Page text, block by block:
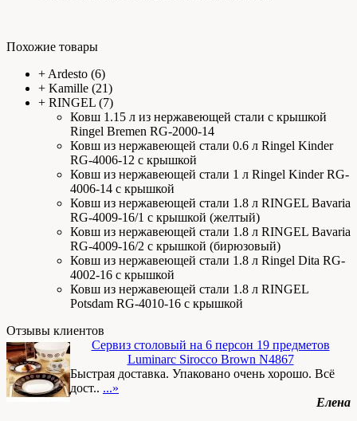
Похожие товары
+ Ardesto (6)
+ Kamille (21)
+ RINGEL (7)
Ковш 1.15 л из нержавеющей стали с крышкой
Ringel Bremen RG-2000-14
Ковш из нержавеющей стали 0.6 л Ringel Kinder
RG-4006-12 с крышкой
Ковш из нержавеющей стали 1 л Ringel Kinder RG-
4006-14 с крышкой
Ковш из нержавеющей стали 1.8 л RINGEL Bavaria
RG-4009-16/1 с крышкой (желтый)
Ковш из нержавеющей стали 1.8 л RINGEL Bavaria
RG-4009-16/2 с крышкой (бирюзовый)
Ковш из нержавеющей стали 1.8 л Ringel Dita RG-
4002-16 с крышкой
Ковш из нержавеющей стали 1.8 л RINGEL
Potsdam RG-4010-16 с крышкой
Отзывы клиентов
Сервиз столовый на 6 персон 19 предметов
Luminarc Sirocco Brown N4867
Быстрая доставка. Упаковано очень хорошо. Всё
дост.. ...»
Елена